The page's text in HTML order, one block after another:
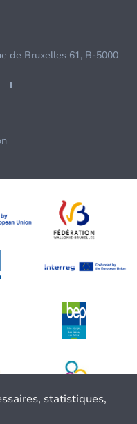
de Bruxelles 61, B-5000
statistiques,